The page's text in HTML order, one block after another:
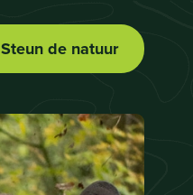
Steun de natuur